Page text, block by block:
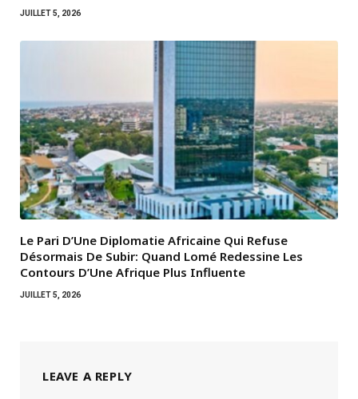
JUILLET 5, 2026
Le Pari D’Une Diplomatie Africaine Qui Refuse
Désormais De Subir: Quand Lomé Redessine Les
Contours D’Une Afrique Plus Influente
JUILLET 5, 2026
LEAVE A REPLY